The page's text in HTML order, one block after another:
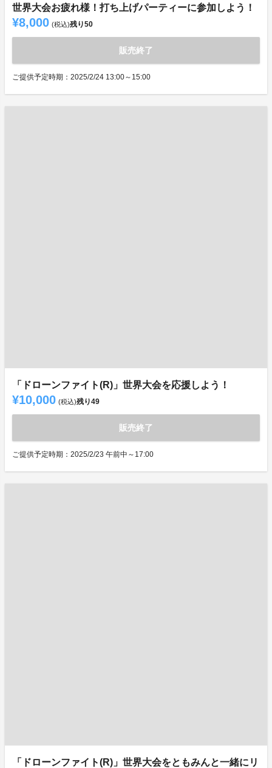
世界大会お疲れ様！打ち上げパーティーに参加しよう！
¥8,000 (税込)残り50
販売終了
ご提供予定時期：2025/2/24 13:00～15:00
「ドローンファイト(R)」世界大会を応援しよう！
¥10,000 (税込)残り49
販売終了
ご提供予定時期：2025/2/23 午前中～17:00
「ドローンファイト(R)」世界大会をともみんと一緒にリ